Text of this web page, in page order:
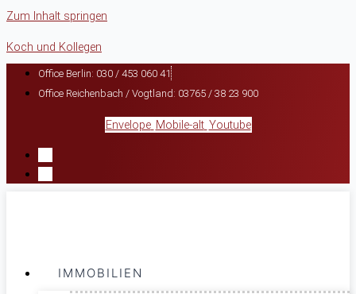
Zum Inhalt springen
Koch und Kollegen
Office Berlin: 030 / 453 060 41
Office Reichenbach / Vogtland: 03765 / 38 23 900
Envelope Mobile-alt Youtube
IMMOBILIEN